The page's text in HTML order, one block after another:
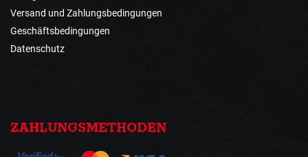
Versand und Zahlungsbedingungen
Geschäftsbedingungen
Datenschutz
ZAHLUNGSMETHODEN